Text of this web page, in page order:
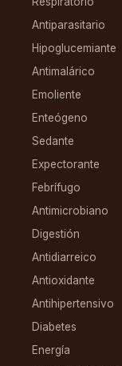
Antiparasitario
Hipoglucemiante
Antimalárico
Emoliente
Enteógeno
Sedante
Expectorante
Febrífugo
Antimicrobiano
Digestión
Antidiarreico
Antioxidante
Antihipertensivo
Diabetes
Energía